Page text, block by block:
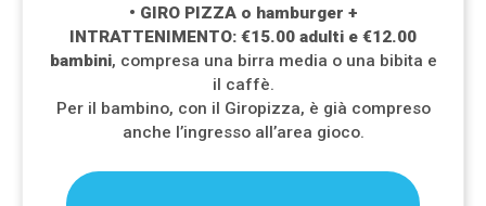
• GIRO PIZZA o hamburger +
INTRATTENIMENTO: €15.00 adulti e €12.00
bambini, compresa una birra media o una bibita e
il caffè.
Per il bambino, con il Giropizza, è già compreso
anche l’ingresso all’area gioco.